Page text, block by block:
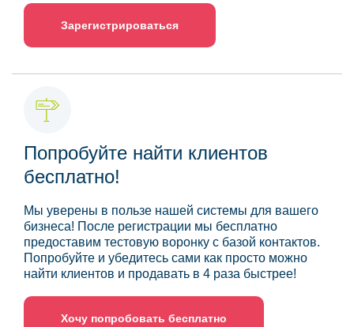
Зарегистрироваться
Попробуйте найти клиентов
бесплатно!
Мы уверены в пользе нашей системы для вашего
бизнеса! После регистрации мы бесплатно
предоставим тестовую воронку с базой контактов.
Попробуйте и убедитесь сами как просто можно
найти клиентов и продавать в 4 раза быстрее!
Хочу попробовать бесплатно